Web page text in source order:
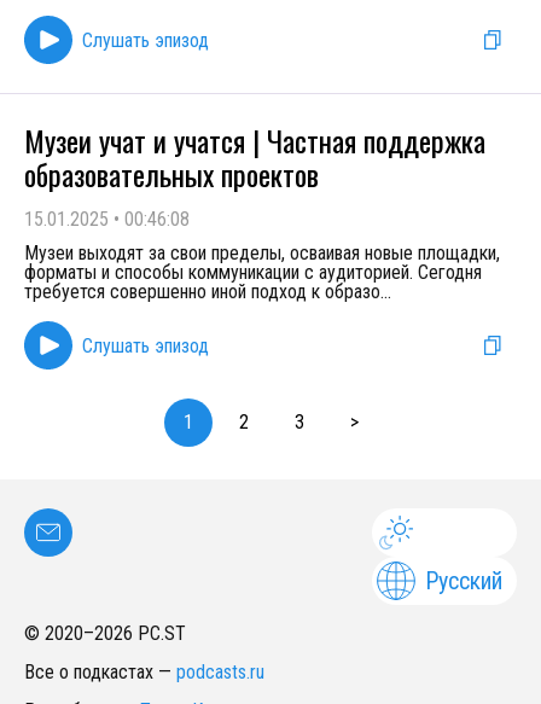
Слушать эпизод
Музеи учат и учатся | Частная поддержка
образовательных проектов
15.01.2025 • 00:46:08
Музеи выходят за свои пределы, осваивая новые площадки,
форматы и способы коммуникации с аудиторией. Сегодня
требуется совершенно иной подход к образо...
Слушать эпизод
1 2 3 >
Русский
© 2020–2026 PC.ST
Все о подкастах — podcasts.ru